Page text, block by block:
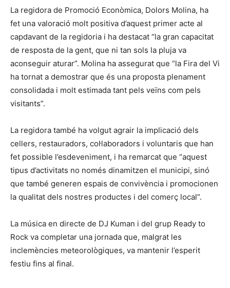
La regidora de Promoció Econòmica, Dolors Molina, ha
fet una valoració molt positiva d’aquest primer acte al
capdavant de la regidoria i ha destacat “la gran capacitat
de resposta de la gent, que ni tan sols la pluja va
aconseguir aturar”. Molina ha assegurat que “la Fira del Vi
ha tornat a demostrar que és una proposta plenament
consolidada i molt estimada tant pels veïns com pels
visitants”.
La regidora també ha volgut agrair la implicació dels
cellers, restauradors, col·laboradors i voluntaris que han
fet possible l’esdeveniment, i ha remarcat que “aquest
tipus d’activitats no només dinamitzen el municipi, sinó
que també generen espais de convivència i promocionen
la qualitat dels nostres productes i del comerç local”.
La música en directe de DJ Kuman i del grup Ready to
Rock va completar una jornada que, malgrat les
inclemències meteorològiques, va mantenir l’esperit
festiu fins al final.